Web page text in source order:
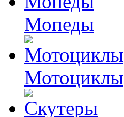
Мопеды
Мотоциклы